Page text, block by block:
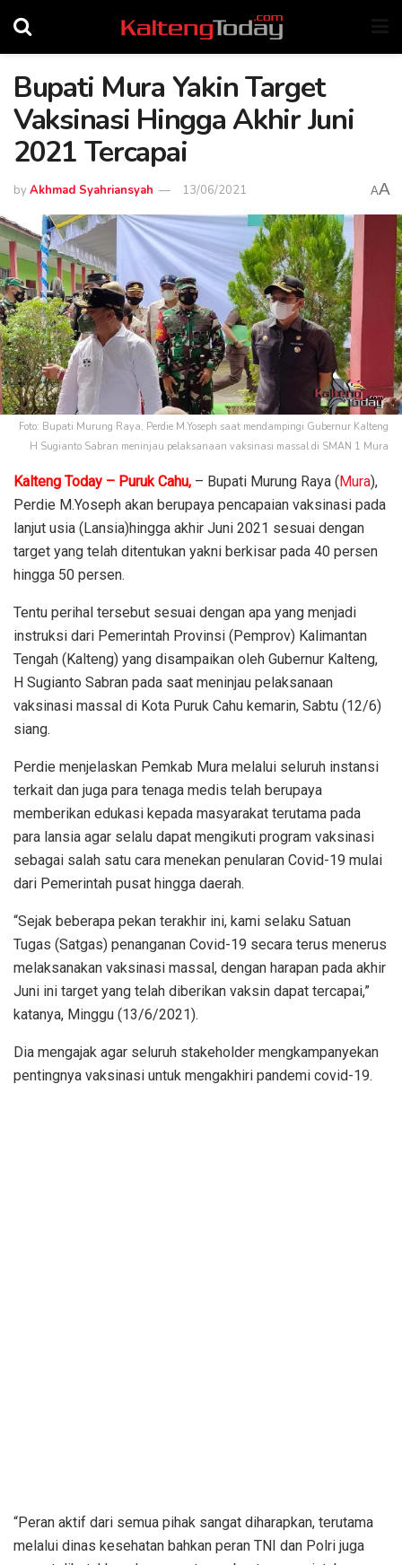
Bupati Mura Yakin Target
Vaksinasi Hingga Akhir Juni
2021 Tercapai
byAkhmad Syahriansyah 13/06/2021 AA
Foto: Bupati Murung Raya, Perdie M.Yoseph saat mendampingi Gubernur Kalteng
H Sugianto Sabran meninjau pelaksanaan vaksinasi massal di SMAN 1 Mura
Kalteng Today – Puruk Cahu, – Bupati Murung Raya (Mura),
Perdie M.Yoseph akan berupaya pencapaian vaksinasi pada
lanjut usia (Lansia)hingga akhir Juni 2021 sesuai dengan
target yang telah ditentukan yakni berkisar pada 40 persen
hingga 50 persen.
Tentu perihal tersebut sesuai dengan apa yang menjadi
instruksi dari Pemerintah Provinsi (Pemprov) Kalimantan
Tengah (Kalteng) yang disampaikan oleh Gubernur Kalteng,
H Sugianto Sabran pada saat meninjau pelaksanaan
vaksinasi massal di Kota Puruk Cahu kemarin, Sabtu (12/6)
siang.
Perdie menjelaskan Pemkab Mura melalui seluruh instansi
terkait dan juga para tenaga medis telah berupaya
memberikan edukasi kepada masyarakat terutama pada
para lansia agar selalu dapat mengikuti program vaksinasi
sebagai salah satu cara menekan penularan Covid-19 mulai
dari Pemerintah pusat hingga daerah.
“Sejak beberapa pekan terakhir ini, kami selaku Satuan
Tugas (Satgas) penanganan Covid-19 secara terus menerus
melaksanakan vaksinasi massal, dengan harapan pada akhir
Juni ini target yang telah diberikan vaksin dapat tercapai,”
katanya, Minggu (13/6/2021).
Dia mengajak agar seluruh stakeholder mengkampanyekan
pentingnya vaksinasi untuk mengakhiri pandemi covid-19.
“Peran aktif dari semua pihak sangat diharapkan, terutama
melalui dinas kesehatan bahkan peran TNI dan Polri juga